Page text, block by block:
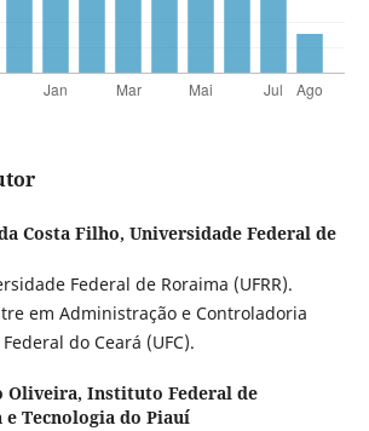
Costa Filho, Universidade Federal de
Federal de Roraima (UFRR).
em Administração e Controladoria
do Ceará (UFC).
Oliveira, Instituto Federal de
e Tecnologia do Piauí